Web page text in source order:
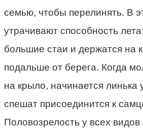
семью, чтобы перелинять. В
утрачивают способность
большие стаи и держатся на
подальше от берега. Когда
на крыло, начинается линька
спешат присоединится к
Половозрелость у всех видов